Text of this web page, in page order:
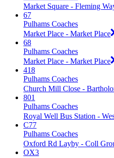
Market Square - Fleming
67
Pulhams Coaches
Market Place - Market Place
68
Pulhams Coaches
Market Place - Market Place
418
Pulhams Coaches
Church Mill Close -
801
Pulhams Coaches
Royal Well Bus Station -
C77
Pulhams Coaches
Oxford Rd Layby - Coll
OX3